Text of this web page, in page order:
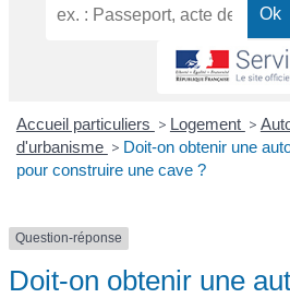
Accueil particuliers > Logement >
d'urbanisme > Doit-on obtenir une
pour construire une cave ?
Question-réponse
Doit-on obtenir une